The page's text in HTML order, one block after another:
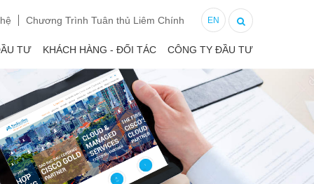
Chương Trình Tuân thủ Liêm Chính EN
TƯ KHÁCH HÀNG - ĐỐI TÁC CÔNG TY ĐẦU TƯ